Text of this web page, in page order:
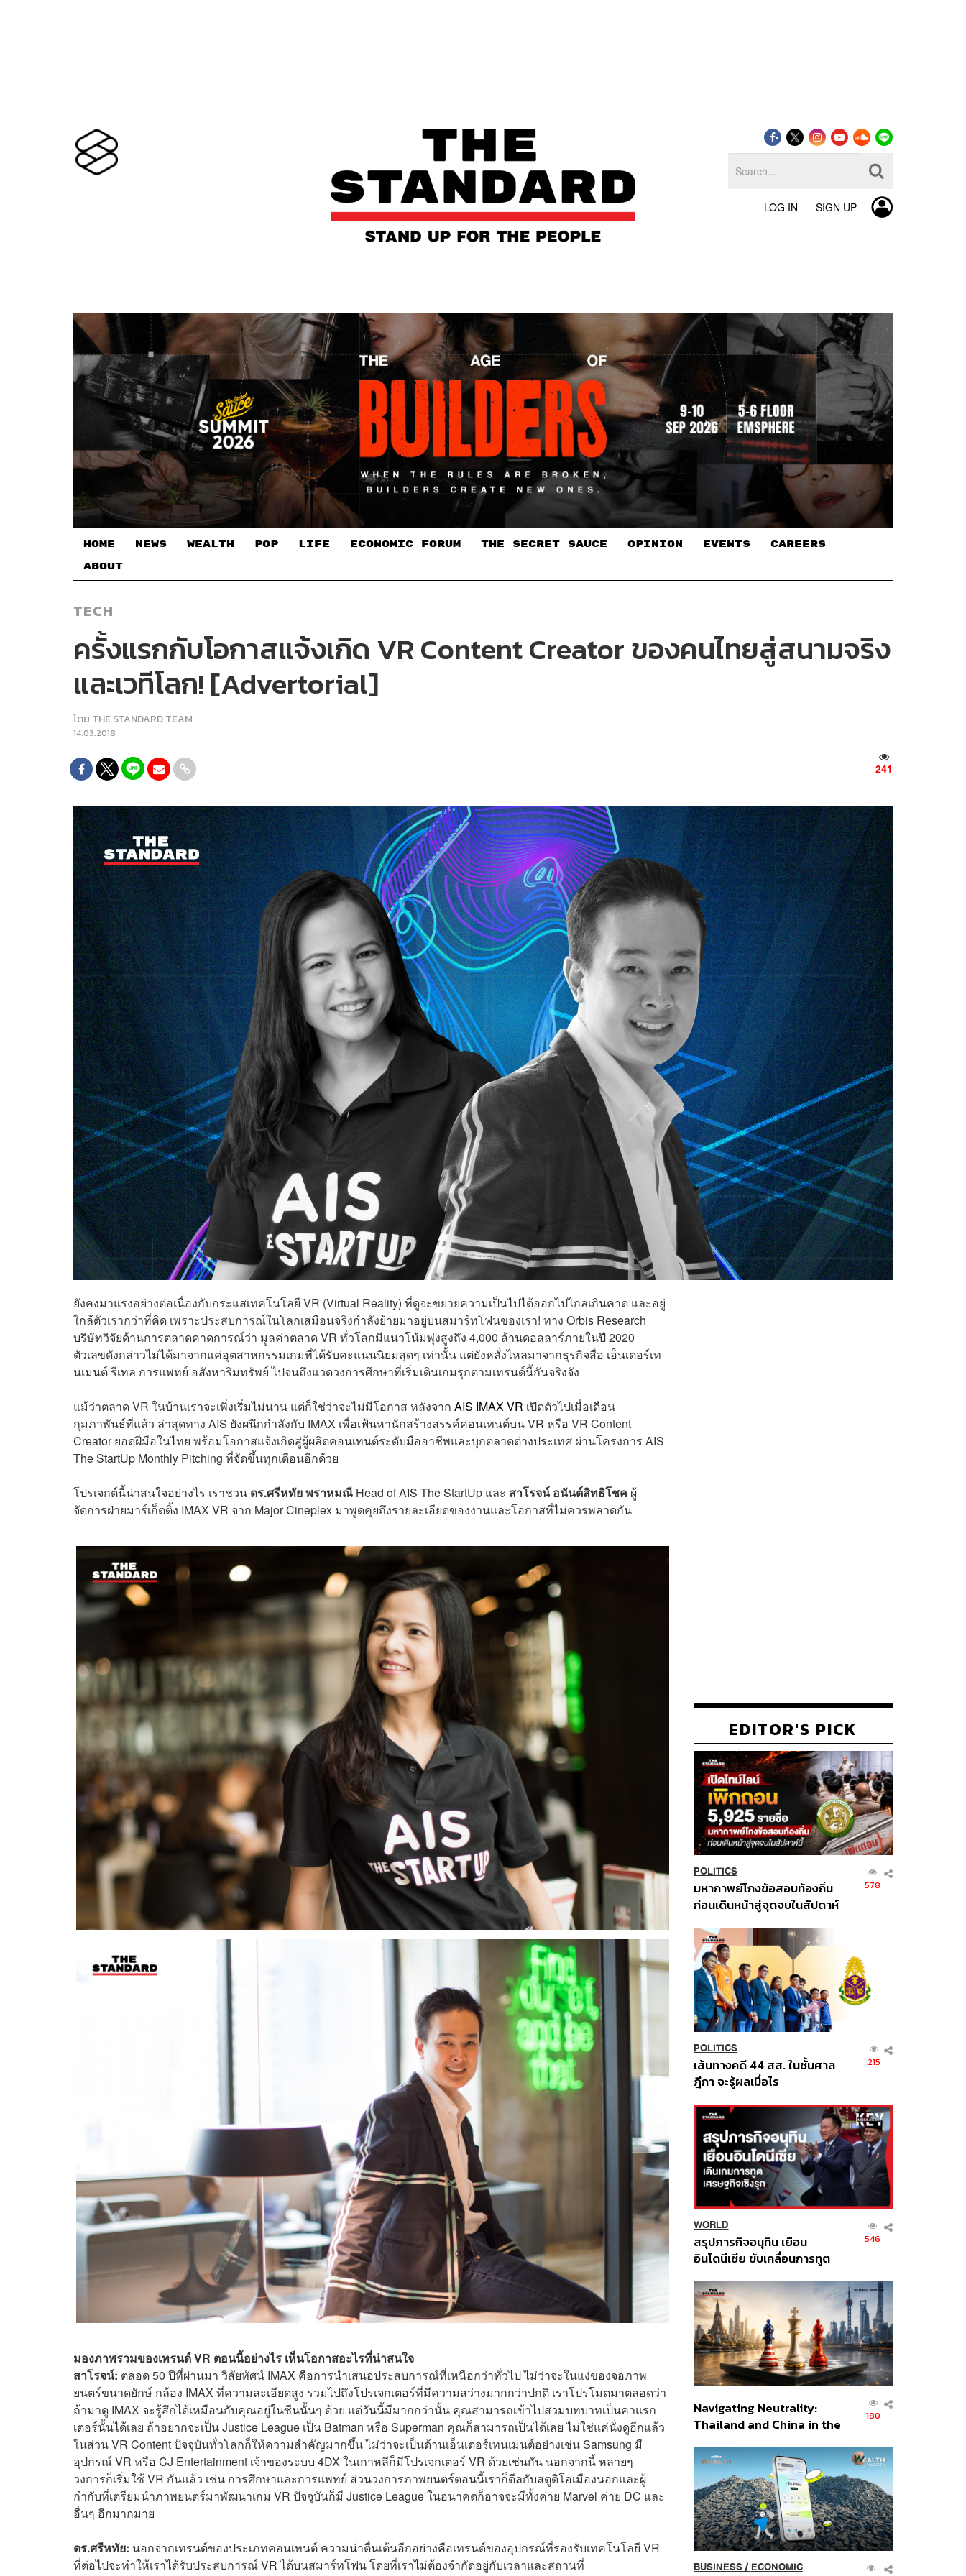
LOG IN SIGN UP
HOME NEWS WEALTH POP LIFE ECONOMIC FORUM THE SECRET SAUCE​ OPINION EVENTS CAREERS
ABOUT
TECH
ครั้งแรกกับโอกาสแจ้งเกิด VR Content Creator ของคนไทยสู่สนามจริง
และเวทีโลก! [Advertorial]
โดย THE STANDARD TEAM
14.03.2018
241
ยังคงมาแรงอย่างต่อเนื่องกับกระแสเทคโนโลยี VR (Virtual Reality) ที่ดูจะขยายความเป็นไปได้ออกไปไกลเกินคาด และอยู่
ใกล้ตัวเรากว่าที่คิด เพราะประสบการณ์ในโลกเสมือนจริงกำลังย้ายมาอยู่บนสมาร์ทโฟนของเรา! ทาง Orbis Research
บริษัทวิจัยด้านการตลาดคาดการณ์ว่า มูลค่าตลาด VR ทั่วโลกมีแนวโน้มพุ่งสูงถึง 4,000 ล้านดอลลาร์ภายในปี 2020
ตัวเลขดังกล่าวไม่ได้มาจากแค่อุตสาหกรรมเกมที่ได้รับคะแนนนิยมสุดๆ เท่านั้น แต่ยังหลั่งไหลมาจากธุรกิจสื่อ เอ็นเตอร์เท
นเมนต์ รีเทล การแพทย์ อสังหาริมทรัพย์ ไปจนถึงแวดวงการศึกษาที่เริ่มเดินเกมรุกตามเทรนด์นี้กันจริงจัง
แม้ว่าตลาด VR ในบ้านเราจะเพิ่งเริ่มไม่นาน แต่ก็ใช่ว่าจะไม่มีโอกาส หลังจาก AIS IMAX VR เปิดตัวไปเมื่อเดือน
กุมภาพันธ์ที่แล้ว ล่าสุดทาง AIS ยังผนึกกำลังกับ IMAX เพื่อเฟ้นหานักสร้างสรรค์คอนเทนต์บน VR หรือ VR Content
Creator ยอดฝีมือในไทย พร้อมโอกาสแจ้งเกิดสู่ผู้ผลิตคอนเทนต์ระดับมืออาชีพและบุกตลาดต่างประเทศ ผ่านโครงการ AIS
The StartUp Monthly Pitching ที่จัดขึ้นทุกเดือนอีกด้วย
โปรเจกต์นี้น่าสนใจอย่างไร เราชวน ดร.ศรีหทัย พราหมณี Head of AIS The StartUp และ สาโรจน์ อนันต์สิทธิโชค ผู้
จัดการฝ่ายมาร์เก็ตติ้ง IMAX VR จาก Major Cineplex มาพูดคุยถึงรายละเอียดของงานและโอกาสที่ไม่ควรพลาดกัน
มองภาพรวมของเทรนด์ VR ตอนนี้อย่างไร เห็นโอกาสอะไรที่น่าสนใจ
สาโรจน์: ตลอด 50 ปีที่ผ่านมา วิสัยทัศน์ IMAX คือการนำเสนอประสบการณ์ที่เหนือกว่าทั่วไป ไม่ว่าจะในแง่ของจอภาพ
ยนตร์ขนาดยักษ์ กล้อง IMAX ที่ความละเอียดสูง รวมไปถึงโปรเจกเตอร์ที่มีความสว่างมากกว่าปกติ เราโปรโมตมาตลอดว่า
ถ้ามาดู IMAX จะรู้สึกได้เหมือนกับคุณอยู่ในซีนนั้นๆ ด้วย แต่วันนี้มีมากกว่านั้น คุณสามารถเข้าไปสวมบทบาทเป็นคาแรก
เตอร์นั้นได้เลย ถ้าอยากจะเป็น Justice League เป็น Batman หรือ Superman คุณก็สามารถเป็นได้เลย ไม่ใช่แค่นั่งดูอีกแล้ว
ในส่วน VR Content ปัจจุบันทั่วโลกก็ให้ความสำคัญมากขึ้น ไม่ว่าจะเป็นด้านเอ็นเตอร์เทนเมนต์อย่างเช่น Samsung มี
อุปกรณ์ VR หรือ CJ Entertainment เจ้าของระบบ 4DX ในเกาหลีก็มีโปรเจกเตอร์ VR ด้วยเช่นกัน นอกจากนี้ หลายๆ
วงการก็เริ่มใช้ VR กันแล้ว เช่น การศึกษาและการแพทย์ ส่วนวงการภาพยนตร์ตอนนี้เราก็ดีลกับสตูดิโอเมืองนอกและผู้
กำกับที่เตรียมนำภาพยนตร์มาพัฒนาเกม VR ปัจจุบันก็มี Justice League ในอนาคตก็อาจจะมีทั้งค่าย Marvel ค่าย DC และ
อื่นๆ อีกมากมาย
ดร.ศรีหทัย: นอกจากเทรนด์ของประเภทคอนเทนต์ ความน่าตื่นเต้นอีกอย่างคือเทรนด์ของอุปกรณ์ที่รองรับเทคโนโลยี VR
ที่ต่อไปจะทำให้เราได้รับประสบการณ์ VR ได้บนสมาร์ทโฟน โดยที่เราไม่ต้องจำกัดอยู่กับเวลาและสถานที่
EDITOR'S PICK
POLITICS
มหากาพย์โกงข้อสอบท้องถิ่น
ก่อนเดินหน้าสู่จุดจบในสัปดาห์
578
POLITICS
เส้นทางคดี 44 สส. ในชั้นศาล
ฎีกา จะรู้ผลเมื่อไร
215
WORLD
สรุปภารกิจอนุทิน เยือน
อินโดนีเซีย ขับเคลื่อนการทูต
ส่วนยุทธศาสตร์ไทย –
อินโดนีเซีย
546
Navigating Neutrality:
Thailand and China in the
Order
180
BUSINESS/ ECONOMIC